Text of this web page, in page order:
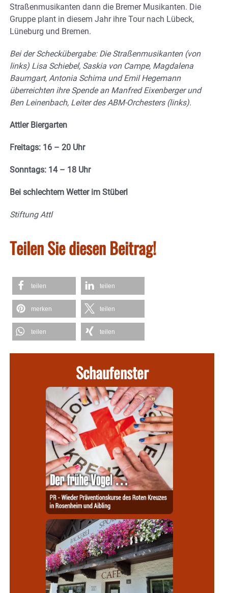
Straßenmusikanten dann die Bremer Musikanten. Die
Gruppe plant in diesem Jahr ihre Tour nach Lübeck,
Lüneburg und Bremen.
Bei der Scheckübergabe: Die Straßenmusikanten (von
links) Lisa Schiebel, Saskia von Campe, Magdalena
Baumgart, Antonia Schima und Emil Hegemann
überreichten ihre Spende an Manfred Eixenberger und
Ben Leinenbach, Leiter des ABM-Orchesters (links).
Attler Biergarten
Freitags: 16 – 20 Uhr
Sonntags: 14 – 18 Uhr
Bei schlechtem Wetter im Stüberl
Stiftung Attl
Teilen Sie diesen Beitrag!
teilen teilen
merken teilen
teilen teilen
Schaufenster